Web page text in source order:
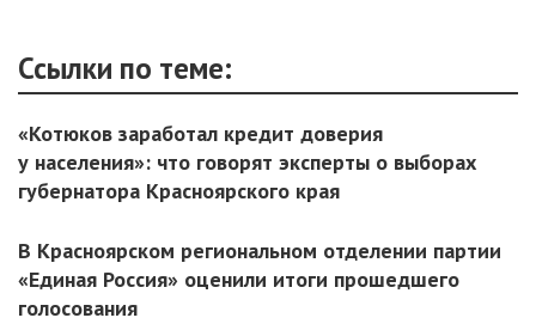
Ссылки по теме:
«Котюков заработал кредит доверия
у населения»: что говорят эксперты о выборах
губернатора Красноярского края
В Красноярском региональном отделении партии
«Единая Россия» оценили итоги прошедшего
голосования